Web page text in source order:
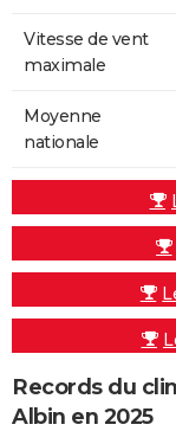
Vitesse de vent
maximale
Moyenne
nationale
Records du
Albin en 2025